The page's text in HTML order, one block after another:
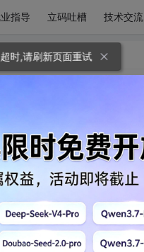
指导 立码吐槽 技术交流
举报
时,请刷新页面重试